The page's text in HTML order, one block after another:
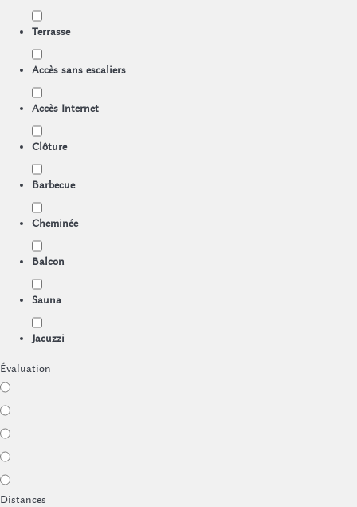
Terrasse
Accès sans escaliers
Accès Internet
Clôture
Barbecue
Cheminée
Balcon
Sauna
Jacuzzi
Évaluation
Distances